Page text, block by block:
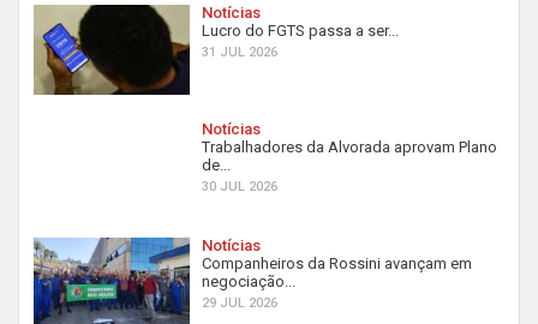
Notícias
Lucro do FGTS passa a ser...
31 JUL 2026
Notícias
Trabalhadores da Alvorada aprovam Plano
de...
30 JUL 2026
Notícias
Companheiros da Rossini avançam em
negociação...
29 JUL 2026